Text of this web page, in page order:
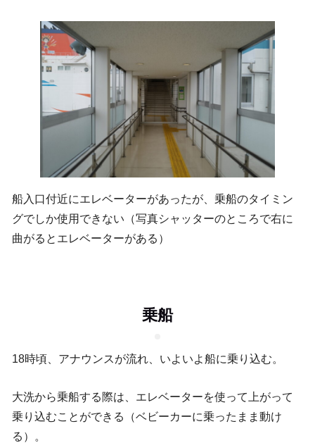
船入口付近にエレベーターがあったが、乗船のタイミン
グでしか使用できない（写真シャッターのところで右に
曲がるとエレベーターがある）
乗船
18時頃、アナウンスが流れ、いよいよ船に乗り込む。
大洗から乗船する際は、エレベーターを使って上がって
乗り込むことができる（ベビーカーに乗ったまま動け
る）。